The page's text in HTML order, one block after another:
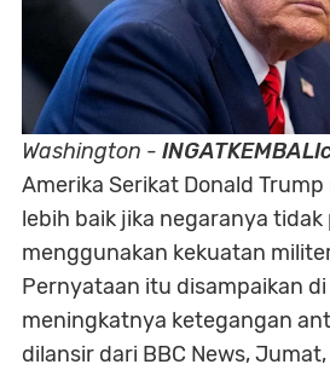
Washington -
Amerika Serikat Donald
lebih baik jika negaranya tidak
menggunakan kekuatan
Pernyataan itu disampaikan
meningkatnya ketegangan
dilansir dari BBC News,